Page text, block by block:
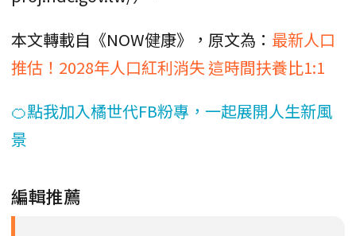
本文轉載自《NOW健康》，原文為： 最新人口
推估！2028年人口紅利消失 這時間扶養比1:1
🍊點我加入橘世代FB粉專，一起展開人生新風
景
編輯推薦